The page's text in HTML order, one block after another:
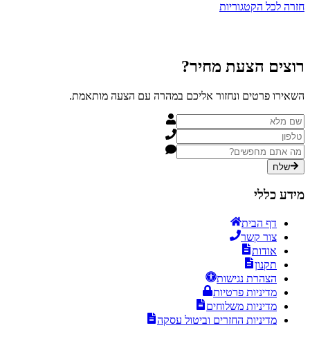
חזרה לכל הקטגוריות
רוצים הצעת מחיר?
השאירו פרטים ונחזור אליכם במהרה עם הצעה מותאמת.
שלח
מידע כללי
דף הבית
צור קשר
אודות
תקנון
הצהרת נגישות
מדיניות פרטיות
מדיניות משלוחים
מדיניות החזרים וביטול עסקה